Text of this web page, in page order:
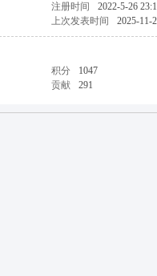
注册时间
2022-5-26
上次发表时间 2025-11-
积分
1047
贡献 291